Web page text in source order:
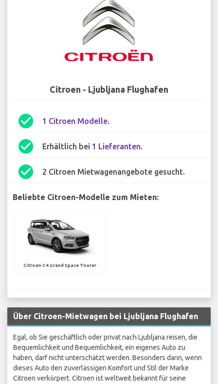
Citroen - Ljubljana Flughafen
check_circle 1 Citroen Modelle.
check_circle Erhältlich bei 1 Lieferanten.
check_circle 2 Citroen Mietwagenangebote gesucht.
Beliebte Citroen-Modelle zum Mieten:
Citroen C4 Grand Space Tourer
Über Citroen-Mietwagen bei Ljubljana Flughafen
Egal, ob Sie geschäftlich oder privat nach Ljubljana reisen, die
Bequemlichkeit und Bequemlichkeit, ein eigenes Auto zu
haben, darf nicht unterschätzt werden. Besonders dann, wenn
dieses Auto den zuverlässigen Komfort und Stil der Marke
Citroen verkörpert. Citroen ist weltweit bekannt für seine